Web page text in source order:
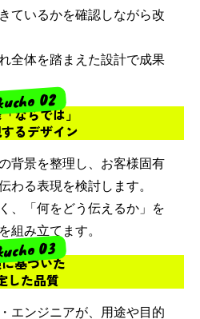
ているかを確認しながら改
全体を踏まえた設計で成果
02
ならでは」
るデザイン
背景を整理し、お客様固有
わる表現を検討します。
、「何をどう伝えるか」を
組み立てます。
03
基づいた
した品質
エンジニアが、用途や目的